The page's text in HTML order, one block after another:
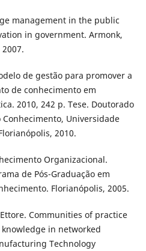
management in the public
in government. Armonk,
de gestão para promover a
de conhecimento em
2010, 242 p. Tese. Doutorado
Universidade
2010.
Organizacional.
de Pós-Graduação em
Florianópolis, 2005.
Ettore. Communities of practice
in networked
Technology